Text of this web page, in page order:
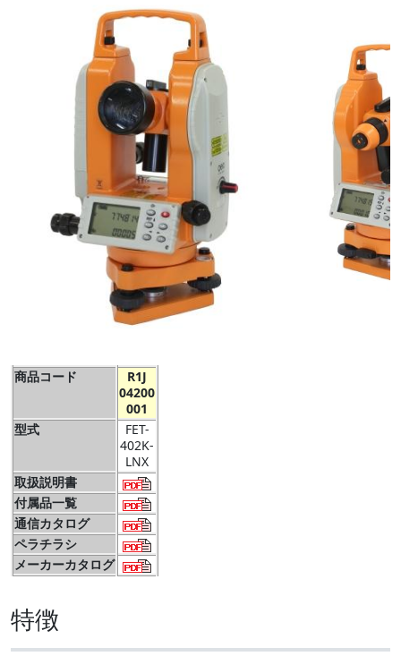
商品コード
R1J
04200
001
型式
FET-
402K-
LNX
取扱説明書
付属品一覧
通信カタログ
ペラチラシ
メーカーカタログ
特徴